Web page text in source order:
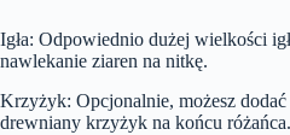
Igła: Odpowiednio dużej wielkości
nawlekanie ziaren na nitkę.
Krzyżyk: Opcjonalnie, możesz
drewniany krzyżyk na końcu różańca.